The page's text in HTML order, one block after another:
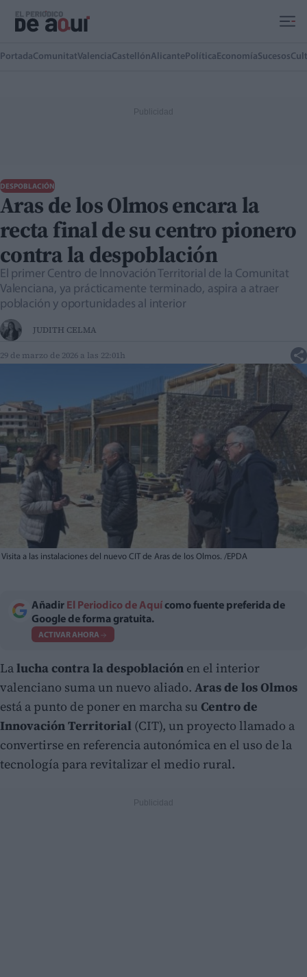
PortadaComunitatValenciaCastellónAlicante Política EconomíaSucesos
DESPOBLACIÓN
Aras de los Olmos encara la
recta final de su centro pionero
contra la despoblación
El primer Centro de Innovación Territorial de la Comunitat
Valenciana, ya prácticamente terminado, aspira a atraer
población y oportunidades al interior
JUDITH CELMA
29 de marzo de 2026 a las 22:01h
Visita a las instalaciones del nuevo CIT de Aras de los Olmos. /EPDA
Añadir El Periodico de Aquí como fuente preferida de
Google de forma gratuita.
ACTIVAR AHORA
Lalucha contra la despoblación en el interior
valenciano suma un nuevo aliado. Aras de los Olmos
está a punto de poner en marcha su Centro de
Innovación Territorial (CIT), un proyecto llamado a
convertirse en referencia autonómica en el uso de la
tecnología para revitalizar el medio rural.